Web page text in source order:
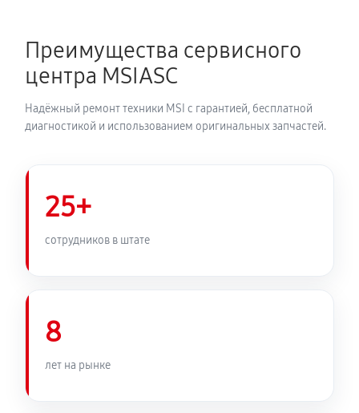
Преимущества сервисного
центра MSIASC
Надёжный ремонт техники MSI с гарантией, бесплатной
диагностикой и использованием оригинальных запчастей.
25+
сотрудников в штате
8
лет на рынке